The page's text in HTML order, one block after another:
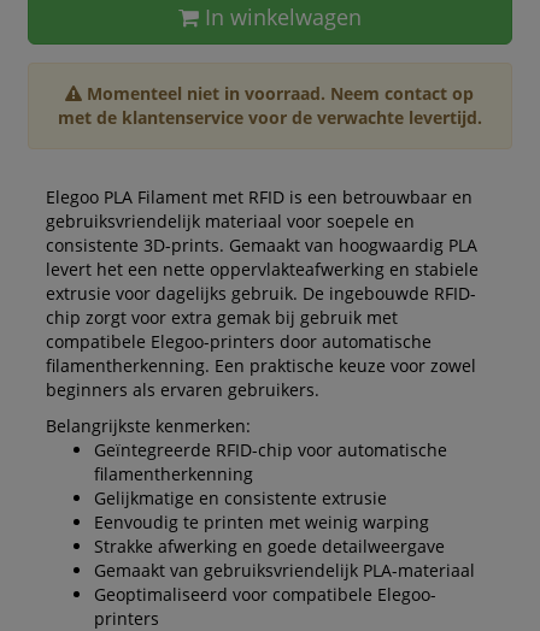
In winkelwagen
Momenteel niet in voorraad. Neem contact op
met de klantenservice voor de verwachte levertijd.
Elegoo PLA Filament met RFID is een betrouwbaar en
gebruiksvriendelijk materiaal voor soepele en
consistente 3D-prints. Gemaakt van hoogwaardig PLA
levert het een nette oppervlakteafwerking en stabiele
extrusie voor dagelijks gebruik. De ingebouwde RFID-
chip zorgt voor extra gemak bij gebruik met
compatibele Elegoo-printers door automatische
filamentherkenning. Een praktische keuze voor zowel
beginners als ervaren gebruikers.
Belangrijkste kenmerken:
Geïntegreerde RFID-chip voor automatische
filamentherkenning
Gelijkmatige en consistente extrusie
Eenvoudig te printen met weinig warping
Strakke afwerking en goede detailweergave
Gemaakt van gebruiksvriendelijk PLA-materiaal
Geoptimaliseerd voor compatibele Elegoo-
printers